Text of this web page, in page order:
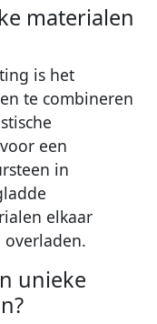
materialen
is het
te combineren
een
in
elkaar
unieke